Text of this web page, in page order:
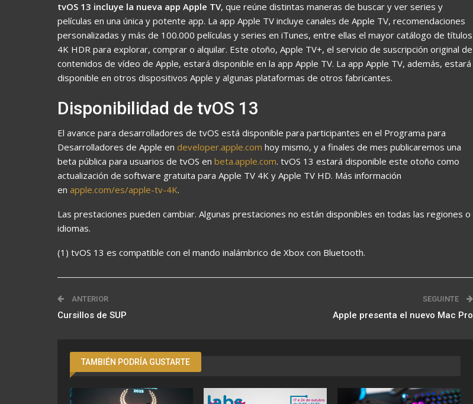
tvOS 13 incluye la nueva app Apple TV, que reúne distintas maneras de buscar y ver series y
películas en una única y potente app. La app Apple TV incluye canales de Apple TV, recomendaciones
personalizadas y más de 100.000 películas y series en iTunes, entre ellas el mayor catálogo de títulos
4K HDR para explorar, comprar o alquilar. Este otoño, Apple TV+, el servicio de suscripción original de
contenidos de vídeo de Apple, estará disponible en la app Apple TV. La app Apple TV, además, estará
disponible en otros dispositivos Apple y algunas plataformas de otros fabricantes.
Disponibilidad de tvOS 13
El avance para desarrolladores de tvOS está disponible para participantes en el Programa para
Desarrolladores de Apple en developer.apple.com hoy mismo, y a finales de mes publicaremos una
beta pública para usuarios de tvOS en beta.apple.com. tvOS 13 estará disponible este otoño como
actualización de software gratuita para Apple TV 4K y Apple TV HD. Más información
en apple.com/es/apple-tv-4K.
Las prestaciones pueden cambiar. Algunas prestaciones no están disponibles en todas las regiones o
idiomas.
(1) tvOS 13 es compatible con el mando inalámbrico de Xbox con Bluetooth.
ANTERIOR
Cursillos de SUP
SEGUINTE
Apple presenta el nuevo Mac Pro
TAMBIÉN PODRÍA GUSTARTE